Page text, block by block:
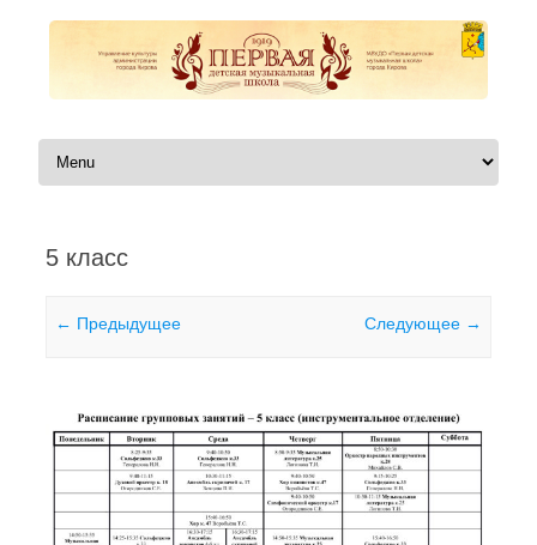
Перейти к содержимому
5 класс
← Предыдущее Следующее →